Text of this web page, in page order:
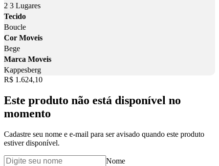
2 3 Lugares
Tecido
Boucle
Cor Moveis
Bege
Marca Moveis
Kappesberg
Price:
R$ 1.624,10
Este produto não está disponível no
momento
Cadastre seu nome e e-mail para ser avisado quando este produto
estiver disponível.
Nome